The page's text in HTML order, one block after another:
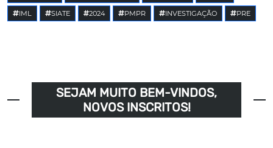
IML SIATE 2024 PMPR INVESTIGAÇÃO PRE
SEJAM MUITO BEM-VINDOS,
NOVOS INSCRITOS!